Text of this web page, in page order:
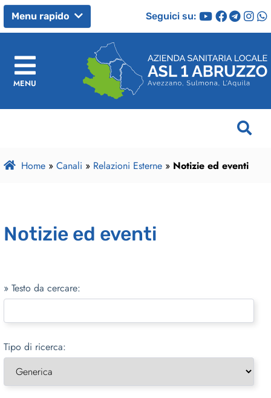
Menu rapido Seguici su:
MENU
Home » Canali » Relazioni Esterne » Notizie ed eventi
Notizie ed eventi
» Testo da cercare:
Tipo di ricerca: